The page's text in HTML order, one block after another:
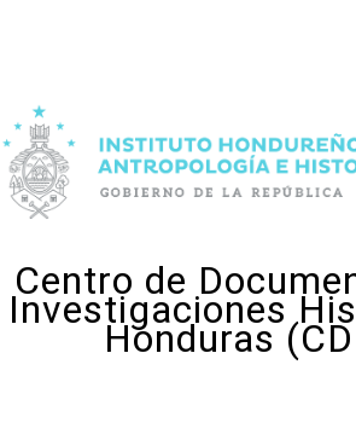
Centro de
Investigaciones
Honduras